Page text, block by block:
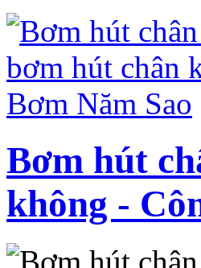
Bơm hút
không -